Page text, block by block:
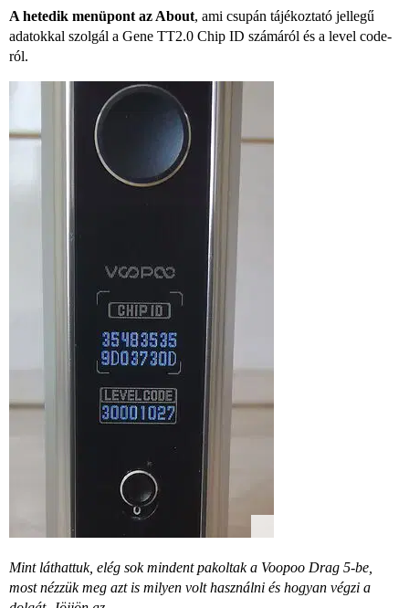
A hetedik menüpont az About, ami csupán tájékoztató jellegű
adatokkal szolgál a Gene TT2.0 Chip ID számáról és a level code-
ról.
Mint láthattuk, elég sok mindent pakoltak a Voopoo Drag 5-be,
most nézzük meg azt is milyen volt használni és hogyan végzi a